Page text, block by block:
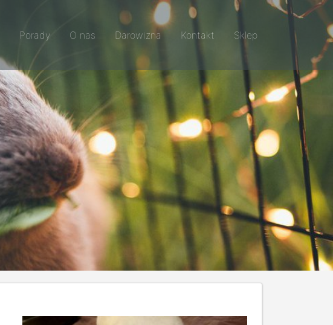
Porady O nas Darowizna Kontakt Sklep